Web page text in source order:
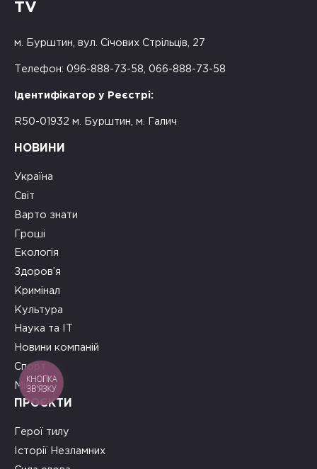
TV
м. Бурштин, вул. Січових Стрільців, 27
Телефон: 096-888-73-58, 066-888-73-58
Ідентифікатор у Реєстрі:
R50-01932 м. Бурштин, м. Галич
НОВИНИ
Україна
Світ
Варто знати
Гроші
Екологія
Здоров’я
Кримінал
Культура
Наука та ІТ
Новини компаній
Спорт
Місто
ПРОЄКТИ
Герої тилу
Історії Незламних
КНОПКА
ЗВ'ЯЗКУ